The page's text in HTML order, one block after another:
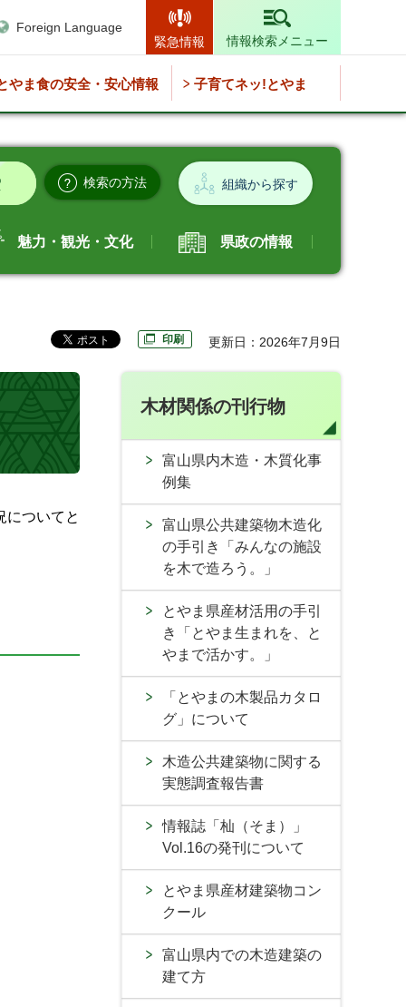
Foreign Language
緊急情報
情報検索メニュー
やま食の安全・安心情報 子育てネッ!とやま
検索の方法 組織から探す
魅力・観光・文化 県政の情報
印刷 更新日：2026年7月9日
についてと
木材関係の刊行物
富山県内木造・木質化事
例集
富山県公共建築物木造化
の手引き「みんなの施設
を木で造ろう。」
とやま県産材活用の手引
き「とやま生まれを、と
やまで活かす。」
「とやまの木製品カタロ
グ」について
木造公共建築物に関する
実態調査報告書
情報誌「杣（そま）」
Vol.16の発刊について
とやま県産材建築物コン
クール
富山県内での木造建築の
建て方